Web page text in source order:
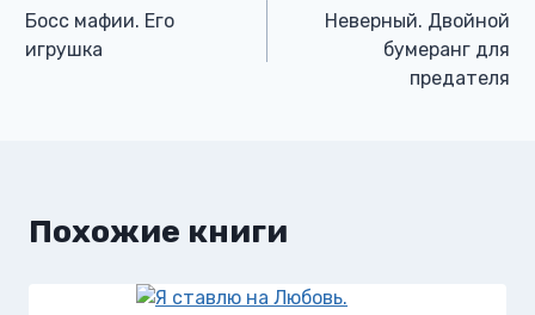
по
Босс мафии. Его
игрушка
Неверный. Двойной
бумеранг для
предателя
Похожие книги